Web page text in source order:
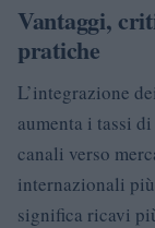
Vantaggi,
pratiche
L’integrazione
aumenta i tassi
canali verso
internazionali
significa ricavi